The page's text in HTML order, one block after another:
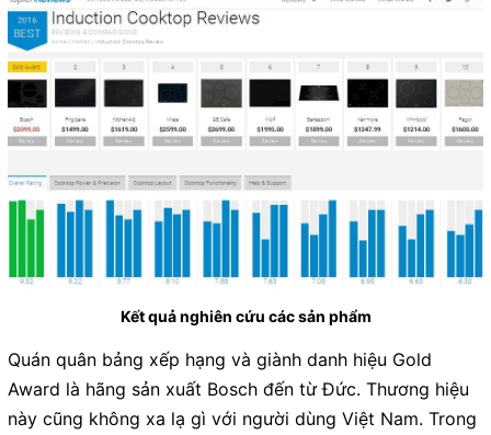
Kết quả nghiên cứu các sản phẩm
Quán quân bảng xếp hạng và giành danh hiệu Gold
Award là hãng sản xuất Bosch đến từ Đức. Thương hiệu
này cũng không xa lạ gì với người dùng Việt Nam. Trong